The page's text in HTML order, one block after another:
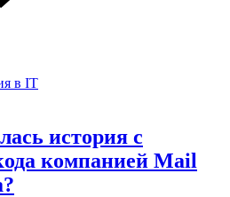
в IT
история с
компанией Mail